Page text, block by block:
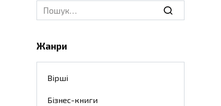
Search
for:
Жанри
Вірші
Бізнес-книги